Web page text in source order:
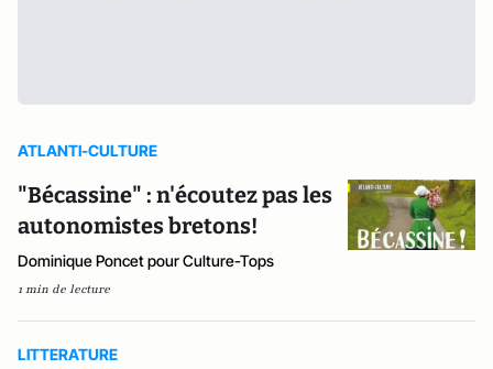
ATLANTI-CULTURE
"Bécassine" : n'écoutez pas les
autonomistes bretons!
Dominique Poncet pour Culture-Tops
1 min de lecture
LITTERATURE